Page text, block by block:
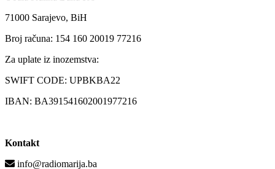
71000 Sarajevo, BiH
Broj računa: 154 160 20019 77216
Za uplate iz inozemstva:
SWIFT CODE: UPBKBA22
IBAN: BA391541602001977216
Kontakt
info@radiomarija.ba